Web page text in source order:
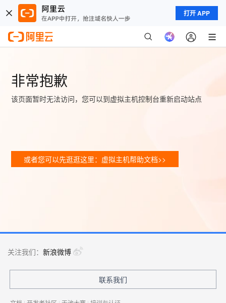
打开 APP
非常抱歉
该页面暂时无法访问，您可以到虚拟主机控制台重新启动站点
或者您可以先逛逛这里：虚拟主机帮助文档>>